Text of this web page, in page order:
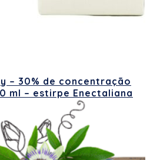
– 30% de concentração
ml – estirpe Enectaliana